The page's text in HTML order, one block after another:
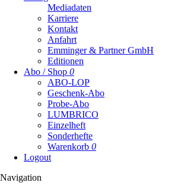
Mediadaten
Karriere
Kontakt
Anfahrt
Emminger & Partner GmbH
Editionen
Abo / Shop 0
ABO-LOP
Geschenk-Abo
Probe-Abo
LUMBRICO
Einzelheft
Sonderhefte
Warenkorb 0
Logout
Navigation